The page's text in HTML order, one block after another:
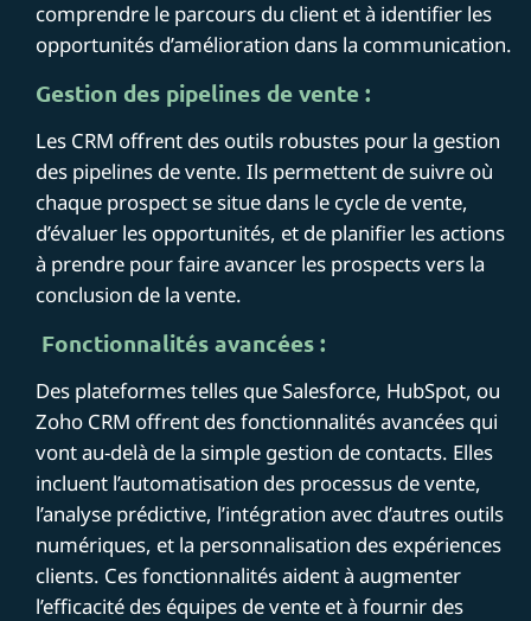
comprendre le parcours du client et à identifier les
opportunités d’amélioration dans la communication.
Gestion des pipelines de vente :
Les CRM offrent des outils robustes pour la gestion
des pipelines de vente. Ils permettent de suivre où
chaque prospect se situe dans le cycle de vente,
d’évaluer les opportunités, et de planifier les actions
à prendre pour faire avancer les prospects vers la
conclusion de la vente.
Fonctionnalités avancées :
Des plateformes telles que Salesforce, HubSpot, ou
Zoho CRM offrent des fonctionnalités avancées qui
vont au-delà de la simple gestion de contacts. Elles
incluent l’automatisation des processus de vente,
l’analyse prédictive, l’intégration avec d’autres outils
numériques, et la personnalisation des expériences
clients. Ces fonctionnalités aident à augmenter
l’efficacité des équipes de vente et à fournir des